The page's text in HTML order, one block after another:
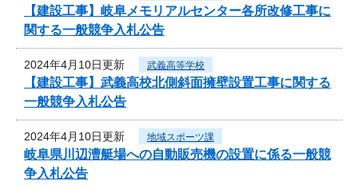
【建設工事】岐阜メモリアルセンター各所改修工事に
関する一般競争入札公告
2024年4月10日更新 武義高等学校
【建設工事】武義高校北側斜面擁壁設置工事に関する
一般競争入札公告
2024年4月10日更新 地域スポーツ課
岐阜県川辺漕艇場への自動販売機の設置に係る一般競
争入札公告